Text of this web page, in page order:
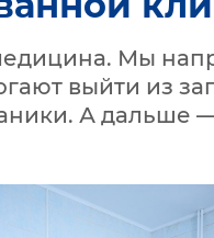
Мы
выйти из
А дальше